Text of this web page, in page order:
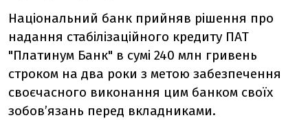
Національний банк прийняв рішення про
надання стабілізаційного кредиту ПАТ
"Платинум Банк" в сумі 240 млн гривень
строком на два роки з метою забезпечення
своєчасного виконання цим банком своїх
зобов’язань перед вкладниками.